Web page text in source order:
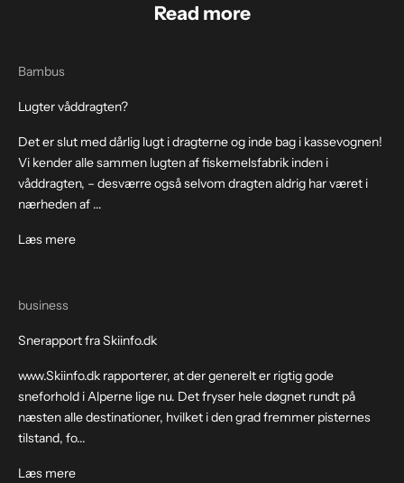
Read more
Bambus
Lugter våddragten?
Det er slut med dårlig lugt i dragterne og inde bag i kassevognen!
Vi kender alle sammen lugten af fiskemelsfabrik inden i
våddragten, – desværre også selvom dragten aldrig har været i
nærheden af ...
Læs mere
business
Snerapport fra Skiinfo.dk
www.Skiinfo.dk rapporterer, at der generelt er rigtig gode
sneforhold i Alperne lige nu. Det fryser hele døgnet rundt på
næsten alle destinationer, hvilket i den grad fremmer pisternes
tilstand, fo...
Læs mere